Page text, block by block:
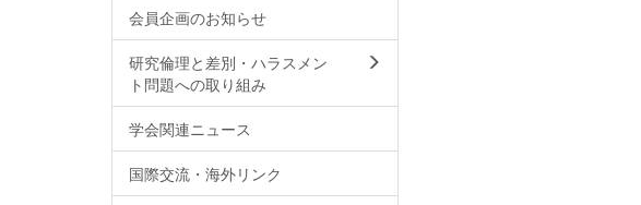
会員企画のお知らせ
研究倫理と差別・ハラスメン
ト問題への取り組み
学会関連ニュース
国際交流・海外リンク